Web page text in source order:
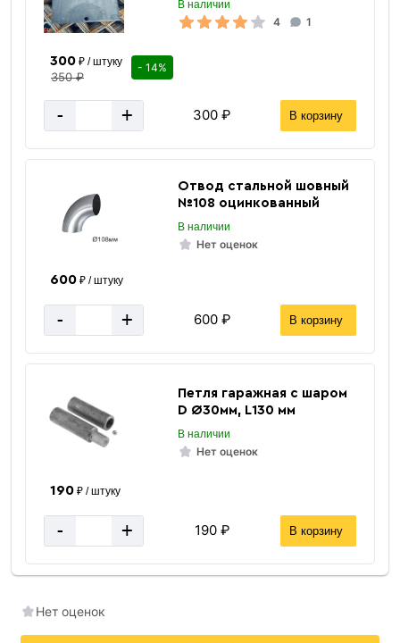
В наличии
4 1
300₽ / штуку
350 ₽
- 14%
- + 300 ₽ В корзину
Отвод стальной шовный
№108 оцинкованный
В наличии
Нет оценок
600₽ / штуку
- + 600 ₽ В корзину
Петля гаражная с шаром
D Ø30мм, L130 мм
В наличии
Нет оценок
190₽ / штуку
- + 190 ₽ В корзину
Нет оценок